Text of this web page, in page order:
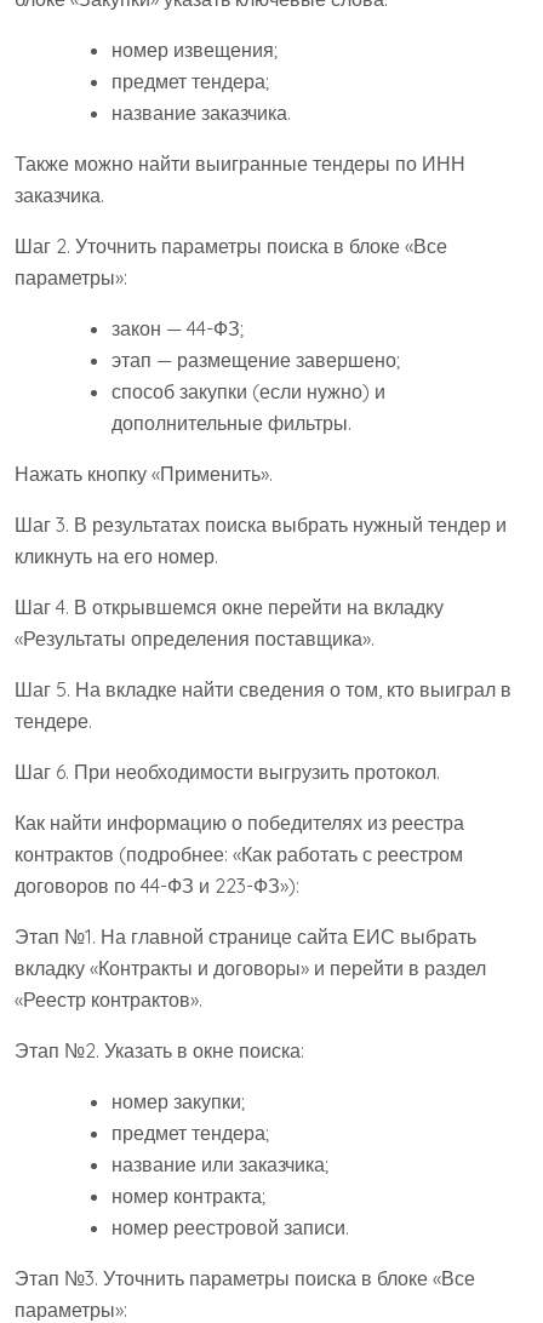
номер извещения;
предмет тендера;
название заказчика.
Также можно найти выигранные тендеры по ИНН
заказчика.
Шаг 2. Уточнить параметры поиска в блоке «Все
параметры»:
закон — 44-ФЗ;
этап — размещение завершено;
способ закупки (если нужно) и
дополнительные фильтры.
Нажать кнопку «Применить».
Шаг 3. В результатах поиска выбрать нужный тендер и
кликнуть на его номер.
Шаг 4. В открывшемся окне перейти на вкладку
«Результаты определения поставщика».
Шаг 5. На вкладке найти сведения о том, кто выиграл в
тендере.
Шаг 6. При необходимости выгрузить протокол.
Как найти информацию о победителях из реестра
контрактов (подробнее: «Как работать с реестром
договоров по 44-ФЗ и 223-ФЗ»):
Этап №1. На главной странице сайта ЕИС выбрать
вкладку «Контракты и договоры» и перейти в раздел
«Реестр контрактов».
Этап №2. Указать в окне поиска:
номер закупки;
предмет тендера;
название или заказчика;
номер контракта;
номер реестровой записи.
Этап №3. Уточнить параметры поиска в блоке «Все
параметры»: